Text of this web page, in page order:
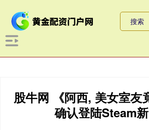
股牛网 《阿西, 美女室友
确认登陆Steam